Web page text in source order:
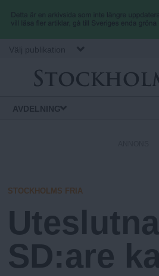
Hoppa till
Välj publikation
S
o
c
k
AVDELNING
STOCKHOLMS FRIA
Uteslutna
SD:are